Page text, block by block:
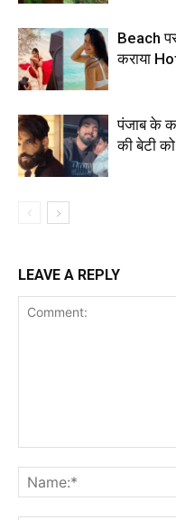
Beach
कराया
पंजाब के
की बेटी
LEAVE A REPLY